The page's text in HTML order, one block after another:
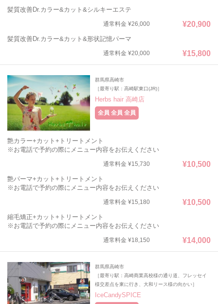
髪質改善Dr.カラー&カット&シルキーエステ
通常料金 ¥26,000 ¥20,900
髪質改善Dr.カラー&カット&形状記憶パーマ
通常料金 ¥20,000 ¥15,800
群馬県高崎市
［最寄り駅：高崎駅東口(JR)］
Herbs hair 高崎店
全員 全員 全員
艶カラー+カット+トリートメント
※お電話で予約の際にメニュー内容をお伝えください
通常料金 ¥15,730 ¥10,500
艶パーマ+カット+トリートメント
※お電話で予約の際にメニュー内容をお伝えください
通常料金 ¥15,180 ¥10,500
縮毛矯正+カット+トリートメント
※お電話で予約の際にメニュー内容をお伝えください
通常料金 ¥18,150 ¥14,000
群馬県高崎市
［最寄り駅：高崎商業高校様の通り道、フレッセイ
様交差点を東に行き、大和リース様の向かい］
IceCandySPICE